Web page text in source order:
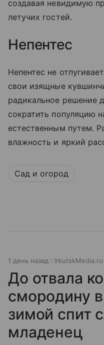
создавая невидимую
летучих гостей.
Непентес
Непентес не
свои изящные
радикальное решение
сократить популяцию
естественным путем.
влажность и яркий
Сад и огород
1 день назад IrkutskMedia.ru
До отвала
смородину в
зимой спит
младенец